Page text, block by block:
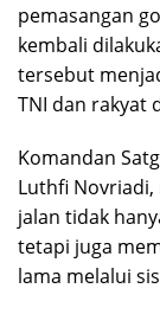
pemasangan
kembali
tersebut
TNI dan rakyat
Komandan
Luthfi
jalan tidak
tetapi juga
lama melalui